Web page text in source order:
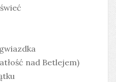
nad Betlejem)